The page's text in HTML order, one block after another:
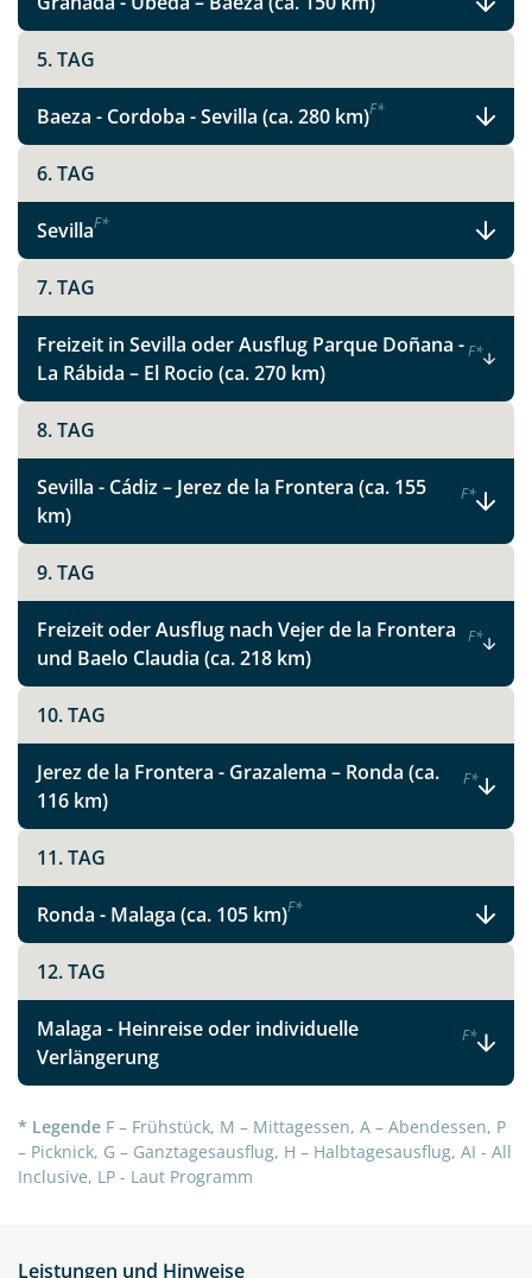
Facebook
Instagram
X
WhatsApp
Telegram
per E-Mail senden
Link kopieren
5. TAG
Baeza - Cordoba - Sevilla (ca. 280 km)F*
6. TAG
SevillaF*
7. TAG
Freizeit in Sevilla oder Ausflug Parque Doñana -
La Rábida – El Rocio (ca. 270 km)
F*
8. TAG
Sevilla - Cádiz – Jerez de la Frontera (ca. 155
km)
F*
9. TAG
Freizeit oder Ausflug nach Vejer de la Frontera
und Baelo Claudia (ca. 218 km)
F*
10. TAG
Jerez de la Frontera - Grazalema – Ronda (ca.
116 km)
F*
11. TAG
Ronda - Malaga (ca. 105 km)F*
12. TAG
Malaga - Heinreise oder individuelle
Verlängerung
F*
* Legende F – Frühstück, M – Mittagessen, A – Abendessen, P
– Picknick, G – Ganztagesausflug, H – Halbtagesausflug, AI - All
Inclusive, LP - Laut Programm
Leistungen und Hinweise